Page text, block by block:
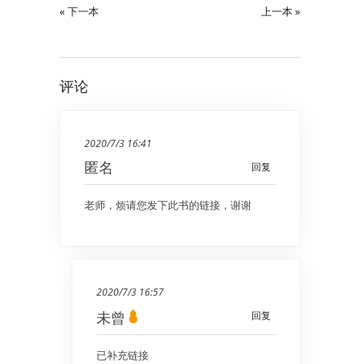
« 下一本 上一本 »
评论
2020/7/3 16:41
回复
匿名
老师，烦请您发下此书的链接，谢谢
2020/7/3 16:57
回复
未曾
已补充链接